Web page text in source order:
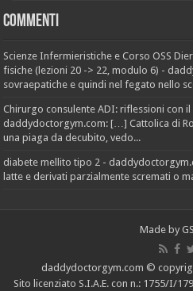
Commenti
Scienze Infermieristiche e Corso OSS
fisiche (lezioni 20 -> 22, modulo 6) -
sovraepatiche e quindi nel fegato nello
Chirurgo consulente ADI: riflessioni con
daddydoctorgym.com: […] Cattolica di
una piaga da decubito, vedo...
diabete mellito tipo 2 -
latte e derivati parzialmente scremati o
Made by
daddydoctorgym.com ©
Sito licenziato S.I.A.E. con n.: 1755/I/